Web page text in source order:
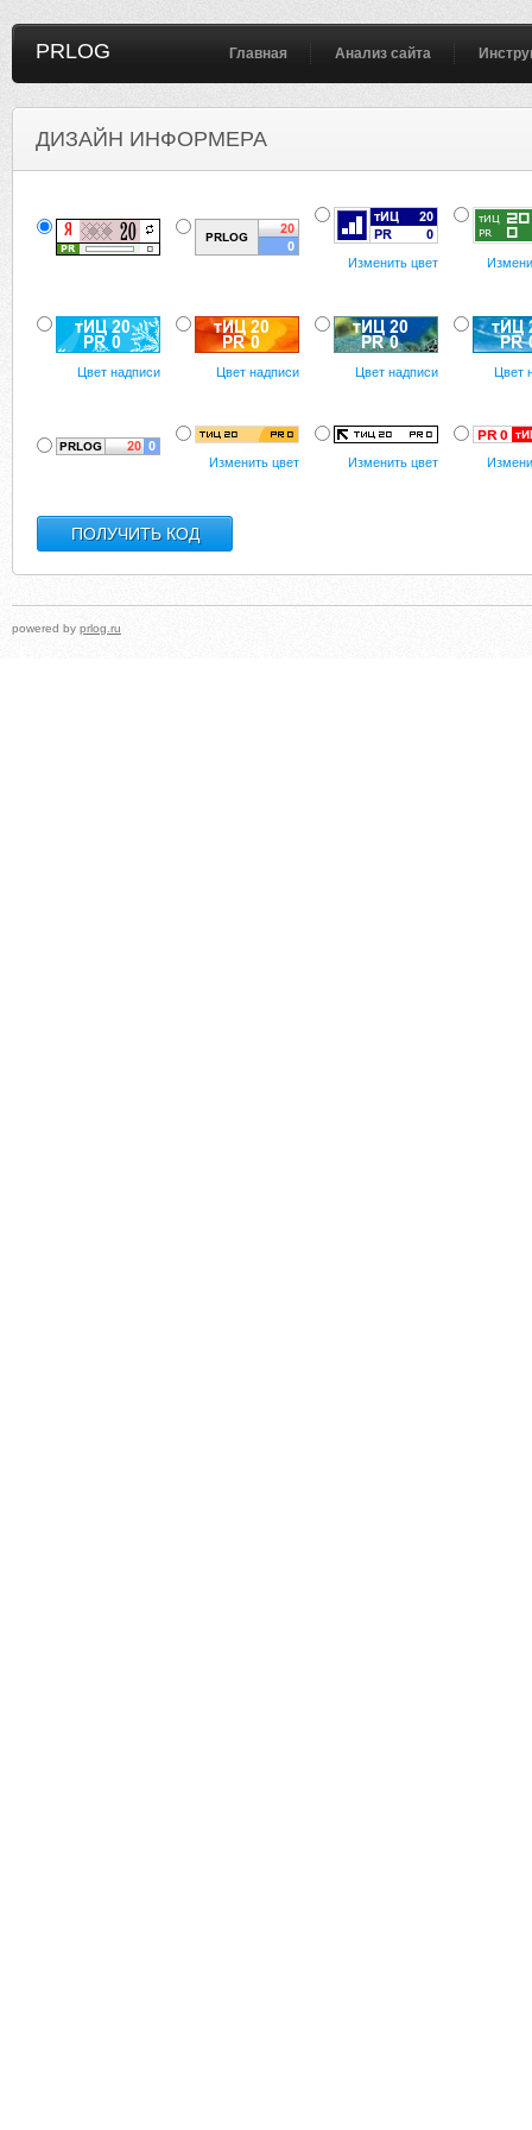
PRLOG Главная Анализ сайта
ДИЗАЙН ИНФОРМЕРА
Изменить цвет
Цвет надписи Цвет надписи Цвет надписи Цвет
Изменить цвет Изменить цвет
powered by prlog.ru